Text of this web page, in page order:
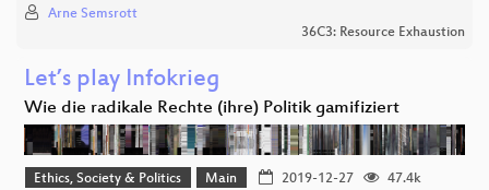
Arne Semsrott
36C3: Resource Exhaustion
Let’s play Infokrieg
Wie die radikale Rechte (ihre) Politik gamifiziert
Ethics, Society & Politics Main 2019-12-27
47.4k